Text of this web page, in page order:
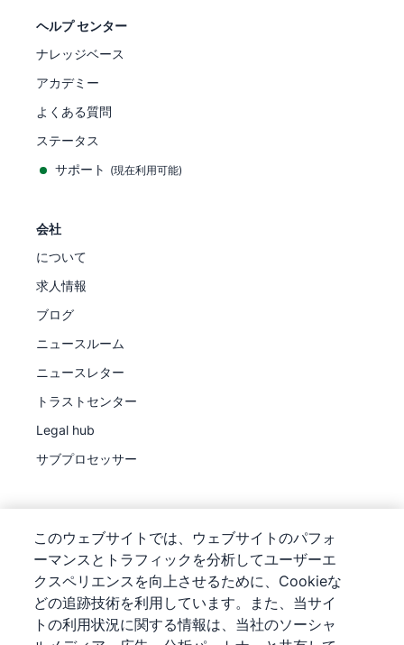
ヘルプ センター
ナレッジベース
アカデミー
よくある質問
ステータス
サポート (現在利用可能)
会社
について
求人情報
ブログ
ニュースルーム
ニュースレター
トラストセンター
Legal hub
サブプロセッサー
2026Pipedrive
Pipedrive
サービス利用規約
Pipedrive
プライバシー通知
このウェブサイトでは、ウェブサイトのパフォ
ーマンスとトラフィックを分析してユーザーエ
クスペリエンスを向上させるために、Cookieな
どの追跡技術を利用しています。また、当サイ
トの利用状況に関する情報は、当社のソーシャ